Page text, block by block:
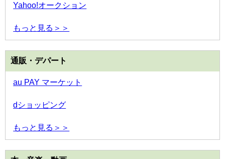
Yahoo!オークション
もっと見る＞＞
通販・デパート
au PAY マーケット
dショッピング
もっと見る＞＞